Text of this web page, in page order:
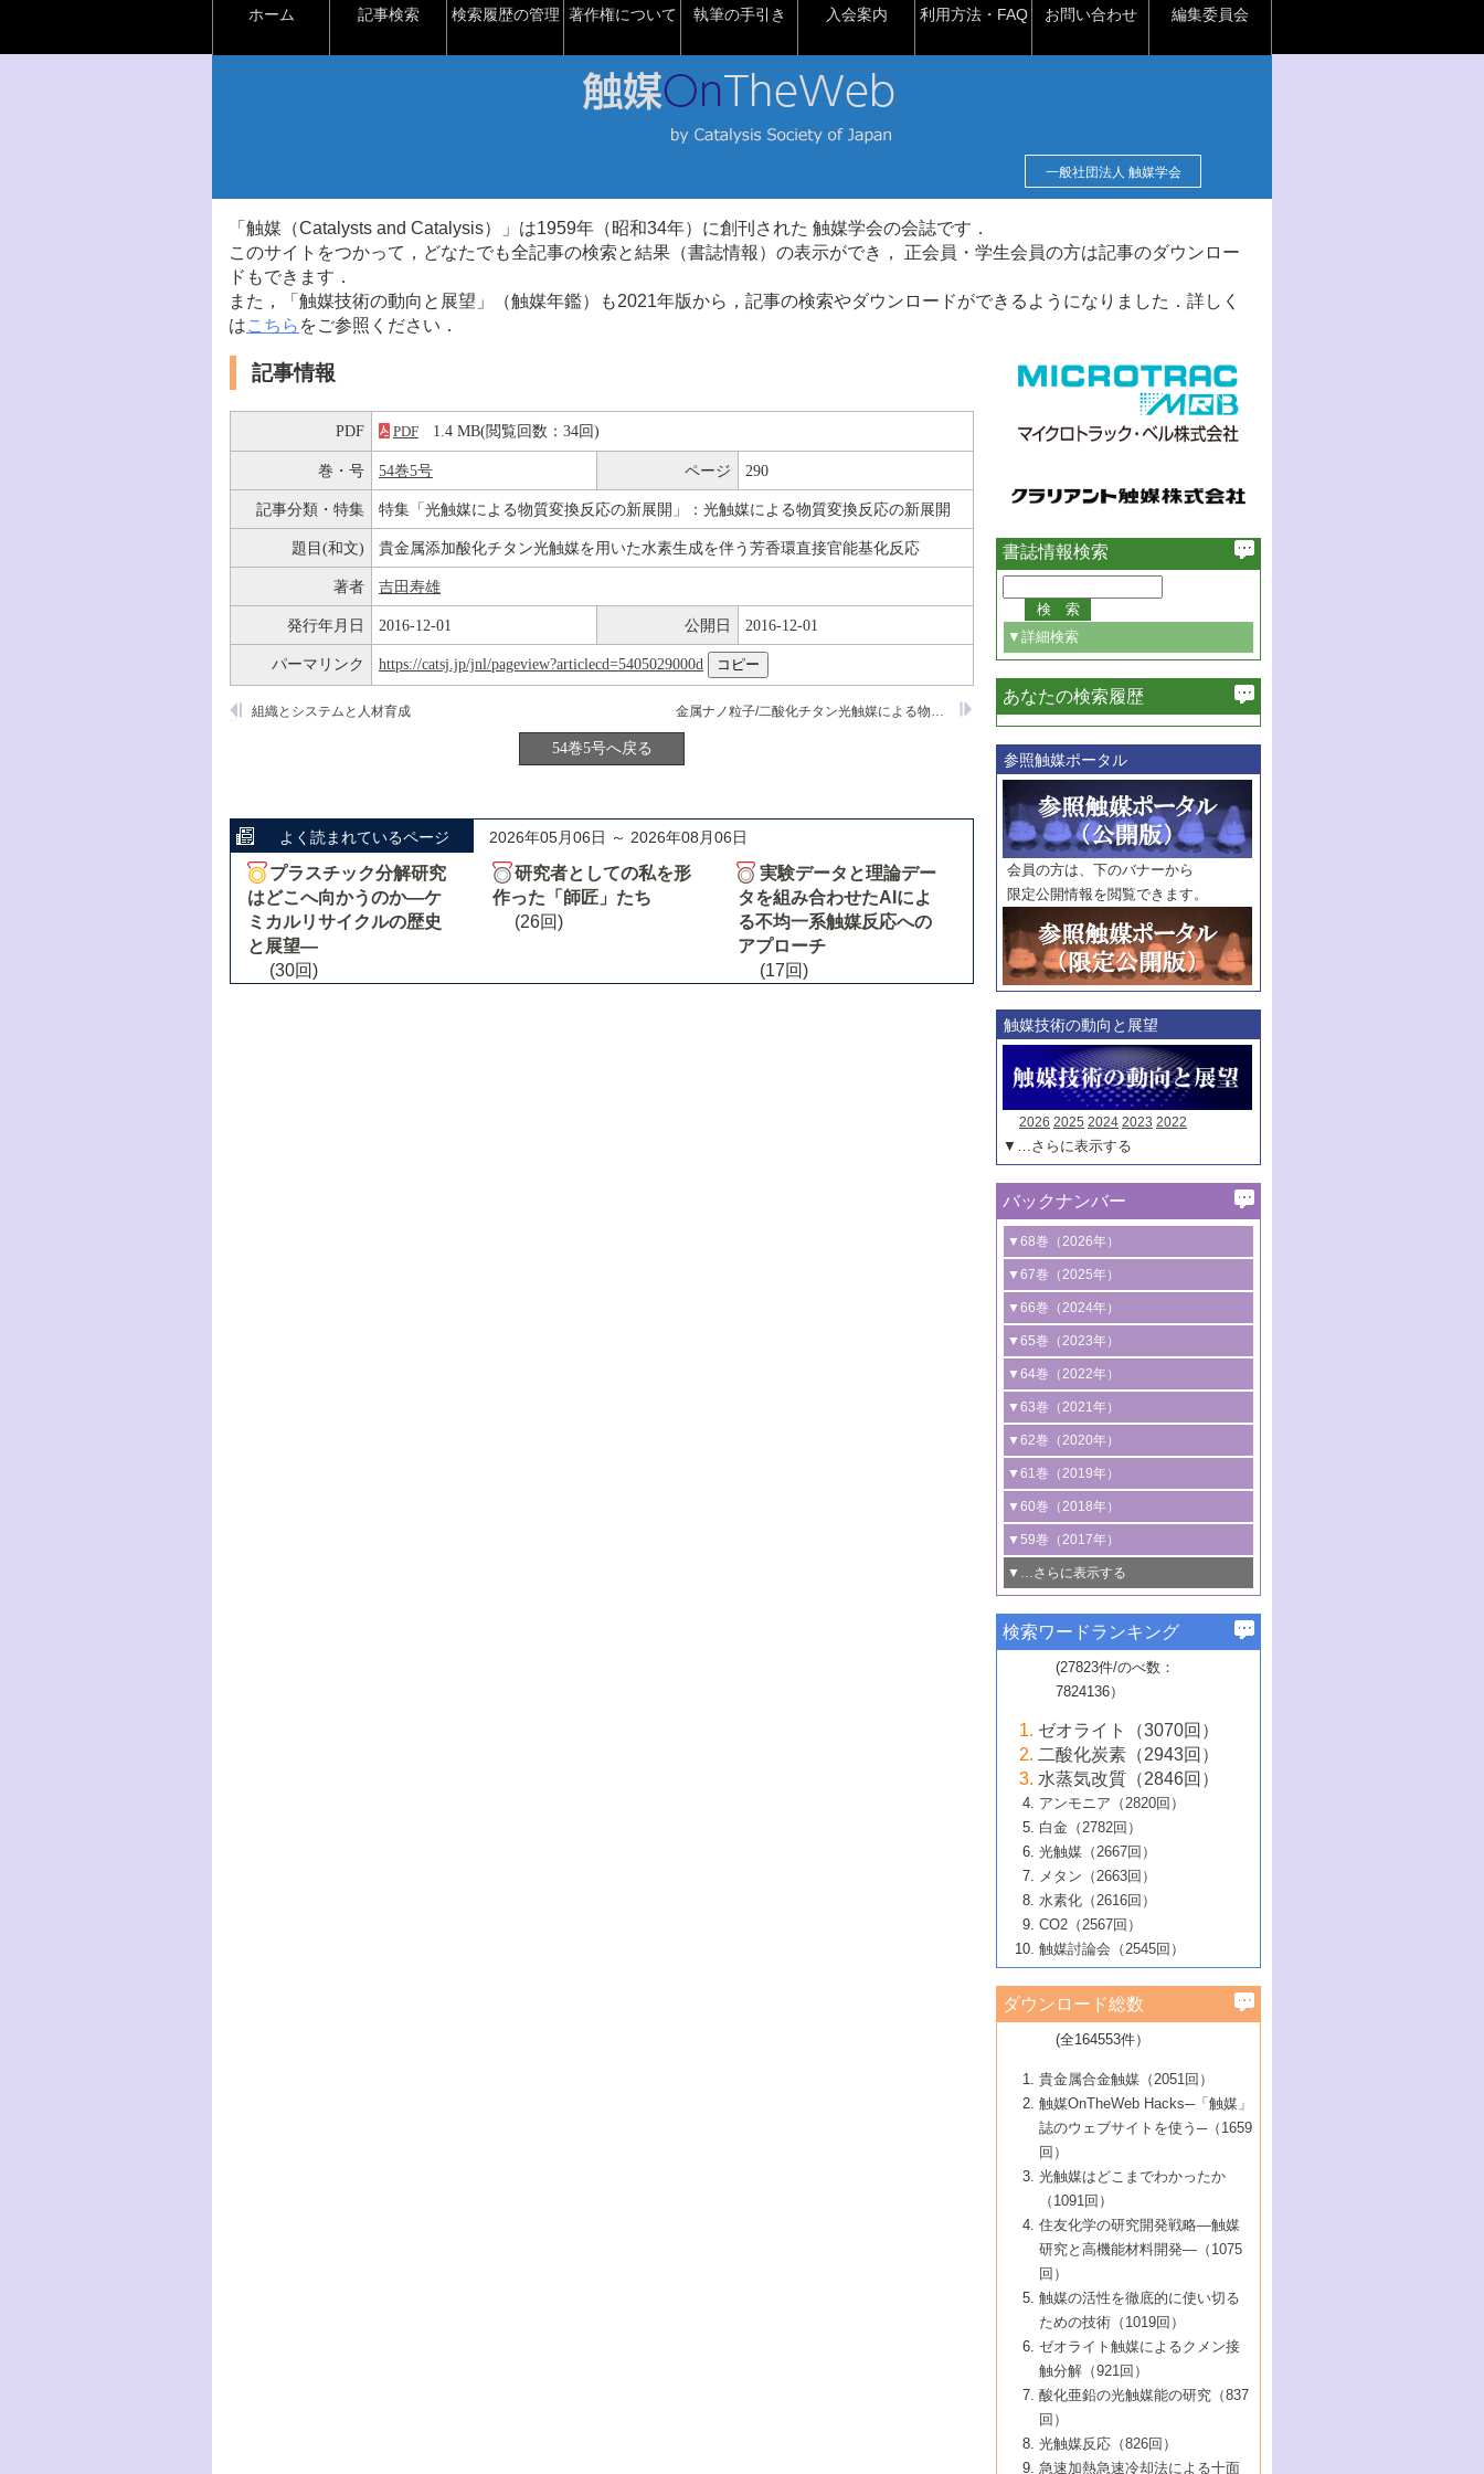
ホーム 記事検索 検索履歴の管理 著作権について 執筆の手引き 入会案内 利用方法・FAQ お問い合わせ 編集委員会
一般社団法人 触媒学会
「触媒（Catalysts and Catalysis）」は1959年（昭和34年）に創刊された 触媒学会の会誌です．
このサイトをつかって，どなたでも全記事の検索と結果（書誌情報）の表示ができ， 正会員・学生会員の方は記事のダウンロー
ドもできます．
また，「触媒技術の動向と展望」（触媒年鑑）も2021年版から，記事の検索やダウンロードができるようになりました．詳しく
はこちら をご参照ください．
記事情報
PDF PDF 1.4 MB(閲覧回数：34回)
巻・号 54巻5号 ページ 290
記事分類・特集 特集「光触媒による物質変換反応の新展開」：光触媒による物質変換反応の新展開
題目(和文) 貴金属添加酸化チタン光触媒を用いた水素生成を伴う芳香環直接官能基化反応
著者 吉田寿雄
発行年月日 2016-12-01 公開日 2016-12-01
パーマリンク https://catsj.jp/jnl/pageview?articlecd=5405029000d
金属ナノ粒子/二酸化チタン光触媒による物質変換法の開拓
組織とシステムと人材育成
54巻5号へ戻る
よく読まれているページ 2026年05月06日 ～ 2026年08月06日
プラスチック分解研究
はどこへ向かうのか―ケ
ミカルリサイクルの歴史
と展望―
(30回)
研究者としての私を形
作った「師匠」たち
(26回)
実験データと理論デー
タを組み合わせたAIによ
る不均一系触媒反応への
アプローチ
(17回)
書誌情報検索
▼詳細検索
必ず含む
巻・号指定
巻
号
範囲指定
巻
号～
巻
号
触媒年鑑
年度
記事種別
マーク：
マークあり
あなたの検索履歴
参照触媒ポータル
会員の方は、下のバナーから
限定公開情報を閲覧できます。
触媒技術の動向と展望
2026 2025 2024 2023 2022
▼…さらに表示する
バックナンバー
▼68巻（2026年）
1号 過酸化水素合成に関する研究動向
2号 コンピューター技術により加速する
触媒開発
3号 有機分子変換やCO 資源化のための
光触媒に関する最近の研究
B号 第137回触媒討論会（2026年）
▼67巻（2025年）
1号 CO
水素化によるグリーン燃料/グリ
ーンケミカル製造
2号 水素製造のための水分解技術に関す
る最近の研究
3号 オレフィン系樹脂の精密合成に関す
る最新技術
4号 アルコール類の効率的変換を実現す
る非貴金属触媒の研究動向
5号 ゼオライトの合成と応用における研
究動向
6号 ヘテロ接合界面
B号 第135回触媒討論会（2025年）
▼66巻（2024年）
1号 低次元ナノ構造を有する触媒材料
2号 規制反応場を活用した固体触媒研究
の新展開
3号 未踏分子変換を目指した酸化触媒プ
ロセスの最前線
4号 シンクロトロン放射光および中性子
線を利用した触媒解析技術の最先端
5号 単原子触媒
6号 参照触媒委員会からのお知らせ
B号 第133回触媒討論会（2023年）
▼65巻（2023年）
1号 炭素が関わる触媒機能
2号 プラスチックケミカルリサイクルの
ための触媒技術
3号 非酸化物系金属化合物を基盤とした
触媒材料の開発
4号 格子酸素・格子酸素欠陥を利用した
触媒反応
5号 生体触媒によるエネルギー変換反応
6号 窒素とリンの循環のための触媒・機
能性材料
▼64巻（2022年）
1号 合成ガス製造とCOを用いるケミカル
ズ合成の最新動向
2号 化学品合成のための合金触媒開発
3号 CO の排出削減および有効活用のた
めの触媒技術
4号 若手による情報発信企画～とびたて
若き触媒の研究者たち～（1）
若き触媒の研究者たち～（2）
6号 石油のノーブル・ユースを志向した
触媒技術
大学：オンライン・対面開催）
▼63巻（2021年）
1号 金触媒の新展開
2号 ペロブスカイト
3号 特殊反応場を利用した触媒的分子変
換反応
4号 多孔質材料を用いた触媒の新展開
5号 情報学的手法を用いた触媒開発
6号 カーボンニュートラルに向けた電解
技術
B号 第127回触媒討論会（2021年・オン
ライン開催(Zoom)のみ）
▼62巻（2020年）
1号 触媒設計を拓く欠陥構造のキャラク
タリゼーション
2号 機能化学品製造に資するクリーンな
触媒的酸化反応
3号 水処理のための触媒化学
4号 光触媒を用いた水分解の最新の研究
動向
5号 次世代の触媒プロセスを支えるマイ
6号 メタン転換技術の最新動向
B号 第125回触媒討論会（2020年・工学
院大学）
▼61巻（2019年）
1号 物質移動制御に着目した触媒プロセ
ス開発
2号 CO2 フリー水素サプライチェーンに
関わる触媒開発動向
3号 精密高分子合成に関する最近の研究
動向
4号 バイオマス化成品製造のための触媒
5号 固体触媒による含窒素有機化合物変
換の最前線
6号 貴金属使用量低減に向けた自動車排
ガス浄化触媒の開発
B号 第123回触媒討論会（2019年・大阪
▼60巻（2018年）
1号 固体酸触媒の最新の研究動向
2号 二酸化炭素からの有用化学品合成
3号 ナノ粒子・クラスター触媒の最前線
4号 60周年記念企画
5号 進化するゼオライト合成技術
6号 非貴金属系触媒における電気化学的
B号 第121回触媒討論会（2018年・東京
大学）
▼59巻（2017年）
1号 いたるところに，触媒
最先端技術
3号 無機分離膜材料の開発と触媒反応プ
ロセスへの適用
5号 水素のふるまいを解き明かす最先端
研究
6号 低級アルカンの有効利用のための触
媒技術
B号 第119回触媒討論会（2017年・首都
大学東京）
▼…さらに表示する
1号 ユニークな構造の高分子を生み出す触
2号 リグニンからの化成品製造に向けた触
媒技術
3号 触媒研究の最先端～とびたて若き研究
者たち～（1）
4号 触媒研究の最先端～とびたて若き研究
者たち～（2）
5号 触媒研究の最先端～とびたて若き研究
者たち～（3）
6号 イオニクス材料と燃料電池・電解合成
の最新の研究動向
B号 第117回触媒討論会（2016年・大阪府
立大学）
▼57巻（2015年）
1号 水素キャリアにかかわる触媒技術の新
2号 石油精製用触媒の最近の進展
3号 固体酸化物形燃料電池（SOFC）におけ
るアノード触媒上での燃料直接改質技術
4号 コアシェル構造の制御による触媒機能
5号 工業触媒およびその周辺技術の最近の
進歩
6号 ナノシート
B号 第115回触媒討論会（2015年・成蹊大
▼56巻（2014年）
2号 光触媒反応機構に関する最新の研究動
向
開発動向
4号 人工光合成に向けた近年のアプローチ
5号 未利用熱エネルギーの有効活用に貢献
する触媒技術
6号 ポリオキソメタレート
B号 第113回触媒討論会（2014年・ロワジ
ールホテル豊橋）
1号 高耐久性燃料電池システム用触媒にお
ける新展開
2号 リビングラジカル重合の最近の動向
3号 天然ガスの化学工業的展開に関する触
媒技術
4号 貴金属触媒の精密構造制御とその活用
5号 バイオマス化成品製造のための固体触
6号 ナノ空間─吸着状態解析から新機能開拓
B号 第111回触媒討論会（2013年・関西大
▼54巻（2012年）
1号 規則性多孔体の利用技術における最近
の進歩
2号 第109回触媒討論会
3号 貴金属低減技術の最新動向
4号 貴金属代替技術の最新動向
5号 光触媒による物質変換反応の新展開
6号 グラフェン
7号 水素を利用する化成品合成の新潮流
▼53巻（2011年）
1号 金属学から見る合金触媒の新展開
2号 第107回触媒討論会
3号 触媒のその場観察法の進歩（１）
4号 触媒のその場観察法の進歩（２）
5号 不活性結合の触媒的活性化による有機
合成
6号 新しい固体酸触媒技術
7号 ゼオライト合成における最近の進歩
▼52巻（2010年）
1号 触媒の劣化対策と長寿命触媒開発
2号 第105回触媒討論会
3号 ナノ構造が拓く新機能
4号 活性サイトおよびその環境の精密な設
計による触媒の高機能化
5号 触媒を有効に使うための技術
7号 有機分子触媒による精密有機合成
8号 高機能化ポリオレフィンに向けた重合
触媒の最近の進展
1号 炭素材料－熱い注目を集める材料－
2号 第103回触媒討論会
3号 環境浄化用光触媒の現状と課題
4号 水素社会の実現に向けた水素製造・貯
蔵技術の進歩
5号 CO2が関わる触媒・材料
7号 持続可能社会実現のための触媒および
触媒関連技術
▼50巻（2008年）
1号 触媒化学と学会のこの10年，半世紀，
そして未来
2号 第101回触媒討論会
4号 錯体を利用したユニークな表面構造の
構築と機能
5号 若手会員による触媒研究の未来展望1：
企業編
6号 第102回触媒討論会
7号 触媒・化学反応における計算化学の進
8号 若手研究者による触媒研究の未来展望
2：大学・研究所編
▼49巻（2007年）
1号 含フッ素化合物の合成と触媒
2号 第99回触媒討論会
3号 実用的ファインケミカル合成プロセス
を実現する触媒
5号 こんな物質，あんな物質―新たな触媒
の可能性―
7号 『結晶の化学』を活かした触媒研究
8号 イオン液体の応用
▼48巻（2006年）
1号 固体酸触媒の最近の進歩
2号 第97回触媒討論会
3号 リビング重合触媒の最近の展開
5号 水素製造・貯蔵のための触媒技術の新
しい展開
6号 第98回触媒討論会
7号 基礎化学品製造の触媒技術
8号 多機能型リアクター
1号 最近の触媒担体とその効果
2号 第95回触媒討論会
4号 水分解用光触媒材料
5号 時間分解分光の進歩と応用
6号 第96回触媒討論会
8号 超臨界流体を用いた化学プロセスの新
▼46巻（2004年）
1号 部分酸化反応触媒の最前線
2号 第93回触媒討論会
3号 特殊エネルギー場の触媒反応
4号 生体内における金属の触媒作用
5号 ファインケミカルズの展開に寄与する
6号 第94回触媒討論会
7号 サブナノレベルでみた新しい表面現象
8号 オレフィン重合触媒の新たな展
▼45巻（2003年）
1号 なぜこの触媒が良いのか？
2号 第91回触媒討論会
3号 最近の自動車排ガス処理技術
4号 触媒研究の現状と将来─第90回触媒討論
5号 基礎化学品製造の触媒技術
6号 第92回触媒討論会
7号 基礎化学品製造の触媒技術
8号 資源の循環と触媒技術
▼44巻（2002年）
1号 高次制御された触媒の化学
2号 第89回触媒討論会
3号 触媒を利用した電気化学の新展開
4号 ナノ材料の調製と機能化
5号 こんな触媒が欲しい
6号 第90回触媒討論会
7号 触媒研究と学術雑誌/情報
8号 若い世代からみた触媒化学の現状と未
▼43巻（2001年）
1号 グリーンケミストリーと触媒
2号 第87回触媒討論会特集号
3号 生体触媒とバイオプロセス
4号 水素製造・利用の触媒化学
5号 触媒研究における新しい切り口：コン
ビナトリアルケミストリー
6号 第88回触媒討論会特集号
7号 企業における触媒研究のブレークスル
8号 この材料を触媒として使ってみません
▼42巻（2000年）
1号 触媒反応工学の明日を拓く
2号 第85回触媒討論会
3号 反応ダイナミクス
5号 触媒のおもしろさをどのように伝える
6号 第86回触媒討論会
7号 水素化精製触媒の新しい展開
8号 新しい反応性と機能性を目指した金属
クラスタ-化学
▼41巻（1999年）
1号 孔、穴、あな?-特異な空間とその利用-
2号 第83回触媒討論会
3号 均一系触媒反応最前線
4号 実用炭素材料の新展開
5号 研究の方法論を考える
7号 機能性金属材料と触媒
8号 触媒研究へのNMRの応用と展望
▼40巻（1998年）
進展と21世紀への提言/創立40周年記念・触
媒学会この10年の歩みとこれから/創立40周
2号 第81回触媒討論会
3号 計算機触媒化学へのさそい
4号 触媒劣化の制御と予測
5号 最新の実用プロセスと触媒
6号 第82回触媒討論会
1号 均一系と不均一系触媒反応-その特徴と
接点
2号 第79回触媒討論会
3号 最新NO除去触媒の実用化研究
4号 新しい反応場を目指した触媒調製
5号 反応・分離技術の新しい展開
6号 第80回触媒討論会
▼38巻（1996年）
1号 触媒の構造と触媒作用/C1化学を中心と
する21世紀への触媒
3号 オリンピックメダル:金・銀・銅はどん
な触媒作用を示すか
4号 触媒作用における機能の複合化
▼37巻（1995年）
1号 ファインケミカルズと固体触媒
2号 第75回触媒討論会
3号 希土類を利用した触媒
4号 触媒とリサイクル
5号 エネルギー変換触媒
▼36巻（1994年）
1号 電気化学と触媒
2号 第73回触媒討論会
3号 C4化学の展開
4号 《通常号》
▼35巻（1993年）
1号 工業触媒開発マニュアル―探索から工
業化まで
2号 第71回触媒討論会
▼34巻（1992年）
1号 インパクトを与えたこの研究
2号 第69回触媒討論会
▼33巻（1991年）
1号 触媒プロセス開発マニュアル―探索か
▼32巻（1990年）
検索ワードランキング
(27823件/のべ数：
7824136）
ゼオライト（3070回）
二酸化炭素（2943回）
水蒸気改質（2846回）
アンモニア（2820回）
白金（2782回）
光触媒（2667回）
メタン（2663回）
水素化（2616回）
CO2（2567回）
触媒討論会（2545回）
ダウンロード総数
(全164553件）
貴金属合金触媒（2051回）
触媒OnTheWeb Hacks─「触媒」
誌のウェブサイトを使う─（1659
回）
光触媒はどこまでわかったか
（1091回）
住友化学の研究開発戦略―触媒
研究と高機能材料開発―（1075
回）
触媒の活性を徹底的に使い切る
ための技術（1019回）
ゼオライト触媒によるクメン接
触分解（921回）
酸化亜鉛の光触媒能の研究（837
回）
光触媒反応（826回）
急速加熱急速冷却法による十面